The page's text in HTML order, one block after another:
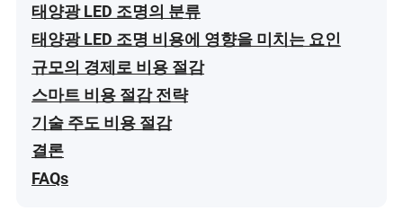
태양광 LED 조명의 분류
태양광 LED 조명 비용에 영향을 미치는 요인
규모의 경제로 비용 절감
스마트 비용 절감 전략
기술 주도 비용 절감
결론
FAQs